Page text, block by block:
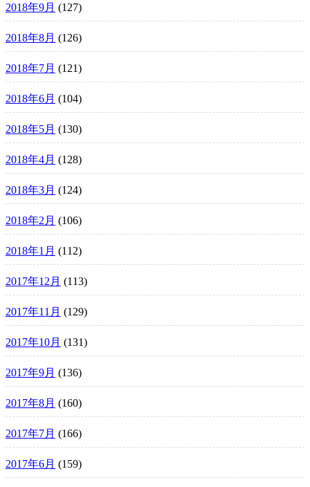
2018年9月 (127)
2018年8月 (126)
2018年7月 (121)
2018年6月 (104)
2018年5月 (130)
2018年4月 (128)
2018年3月 (124)
2018年2月 (106)
2018年1月 (112)
2017年12月 (113)
2017年11月 (129)
2017年10月 (131)
2017年9月 (136)
2017年8月 (160)
2017年7月 (166)
2017年6月 (159)